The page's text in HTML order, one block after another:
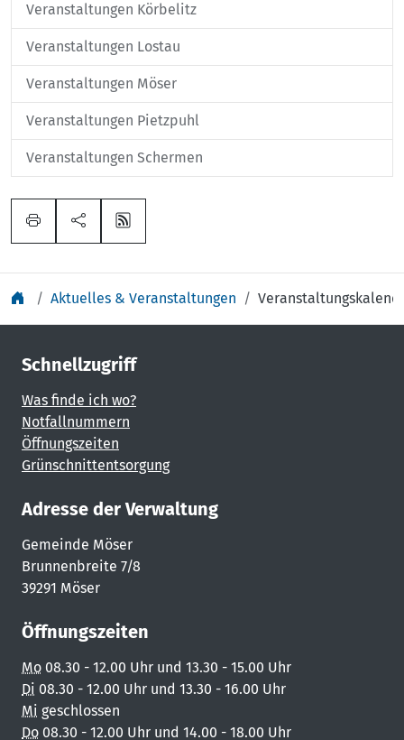
Veranstaltungen Körbelitz
Veranstaltungen Lostau
Veranstaltungen Möser
Veranstaltungen Pietzpuhl
Veranstaltungen Schermen
Aktuelles & Veranstaltungen
Schnellzugriff
Was finde ich wo?
Notfallnummern
Öffnungszeiten
Grünschnittentsorgung
Adresse der Verwaltung
Gemeinde Möser
Brunnenbreite 7/8
39291 Möser
Öffnungszeiten
Mo 08.30 - 12.00 Uhr und 13.30 - 15.00 Uhr
Di 08.30 - 12.00 Uhr und 13.30 - 16.00 Uhr
Mi geschlossen
Do 08.30 - 12.00 Uhr und 14.00 - 18.00 Uhr